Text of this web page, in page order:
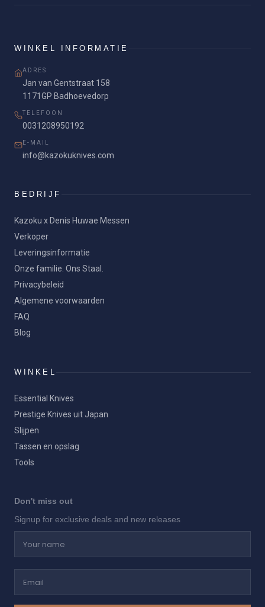
WINKEL INFORMATIE
ADRES
Jan van Gentstraat 158
1171GP Badhoevedorp
TELEFOON
0031208950192
E-MAIL
info@kazokuknives.com
BEDRIJF
Kazoku x Denis Huwae Messen
Verkoper
Leveringsinformatie
Onze familie. Ons Staal.
Privacybeleid
Algemene voorwaarden
FAQ
Blog
WINKEL
Essential Knives
Prestige Knives uit Japan
Slijpen
Tassen en opslag
Tools
Don't miss out
Signup for exclusive deals and new releases
Your name
Email